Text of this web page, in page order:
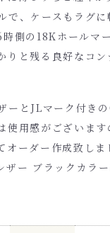
で、ケースもラグに
側の18Kホールマ
りと残る良好なコン
ーとJLマーク付き
使用感がございます
オーダー作成致しま
ザー ブラックカラ